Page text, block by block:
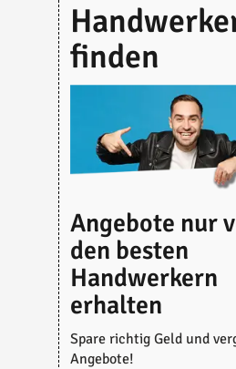
finden
Angebote nur
den besten
Handwerkern
erhalten
Spare richtig Geld und
Angebote!